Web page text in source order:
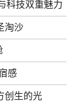
科技双重魅力
淘沙
感
创生的光